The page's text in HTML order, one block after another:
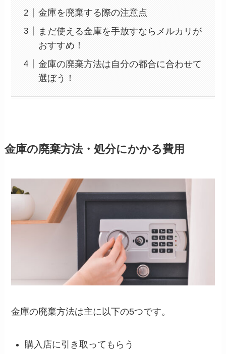
金庫を廃棄する際の注意点
まだ使える金庫を手放すならメルカリが
おすすめ！
金庫の廃棄方法は自分の都合に合わせて
選ぼう！
金庫の廃棄方法・処分にかかる費用
金庫の廃棄方法は主に以下の5つです。
購入店に引き取ってもらう